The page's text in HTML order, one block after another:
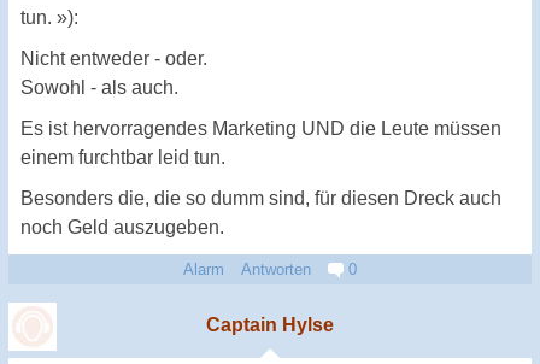
tun. »):
Nicht entweder - oder.
Sowohl - als auch.
Es ist hervorragendes Marketing UND die Leute müssen
einem furchtbar leid tun.
Besonders die, die so dumm sind, für diesen Dreck auch
noch Geld auszugeben.
Alarm Antworten 0
Captain Hylse